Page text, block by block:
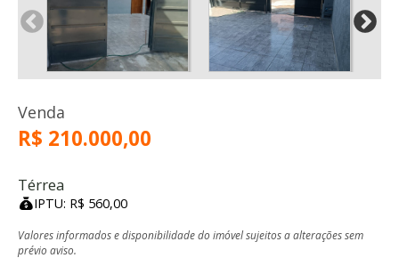
Venda
R$ 210.000,00
Térrea
IPTU: R$ 560,00
Valores informados e disponibilidade do imóvel sujeitos a alterações sem
prévio aviso.